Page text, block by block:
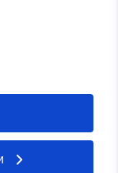
data.europa.eu:
на